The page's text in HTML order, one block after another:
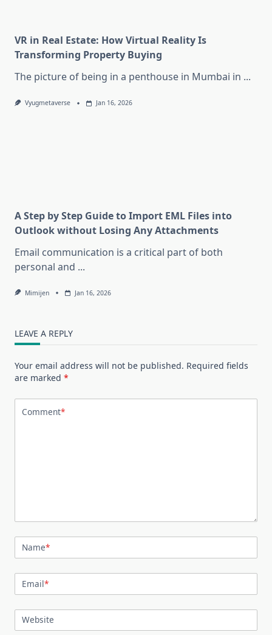
VR in Real Estate: How Virtual Reality Is
Transforming Property Buying
The picture of being in a penthouse in Mumbai in ...
Vyugmetaverse Jan 16, 2026
A Step by Step Guide to Import EML Files into
Outlook without Losing Any Attachments
Email communication is a critical part of both
personal and ...
Mimijen Jan 16, 2026
LEAVE A REPLY
Your email address will not be published. Required fields
are marked *
Comment*
Name*
Email*
Website